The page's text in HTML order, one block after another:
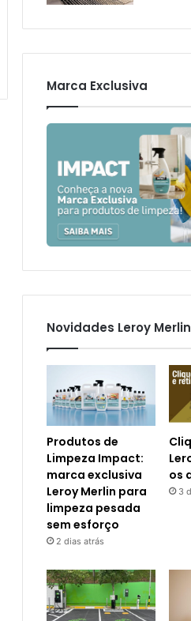
Marca Exclusiva
Novidades Leroy Merlin
Produtos de
Limpeza Impact:
marca exclusiva
Leroy Merlin para
limpeza pesada
sem esforço
2 dias atrás
os
3